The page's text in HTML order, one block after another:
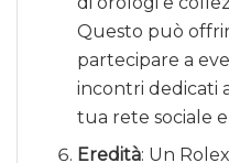
Questo può
partecipare a
incontri dedicati
tua rete sociale
Eredità: Un